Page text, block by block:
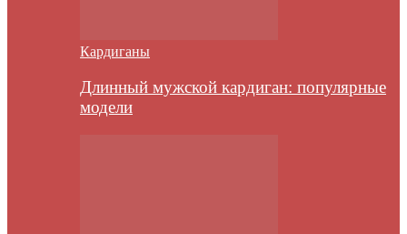
Кардиганы
Длинный мужской кардиган: популярные
модели